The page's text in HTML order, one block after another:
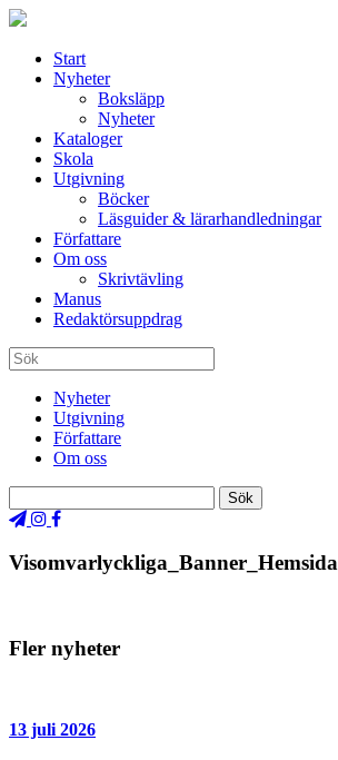
Start
Nyheter
Boksläpp
Nyheter
Kataloger
Skola
Utgivning
Böcker
Läsguider & lärarhandledningar
Författare
Om oss
Skrivtävling
Manus
Redaktörsuppdrag
Nyheter
Utgivning
Författare
Om oss
Visomvarlyckliga_Banner_Hemsida
Fler nyheter
13 juli 2026